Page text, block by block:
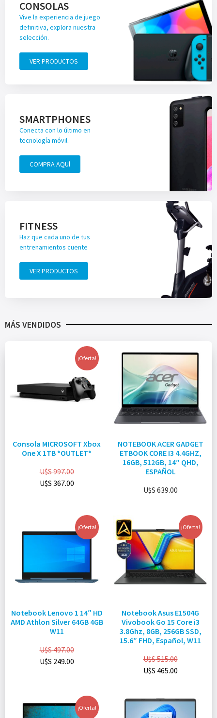
CONSOLAS
Vive la experiencia de juego
definitiva, explora nuestra
selección.
VER PRODUCTOS
SMARTPHONES
Conecta con lo último en
tecnología móvil.
COMPRA AQUÍ
FITNESS
Haz que cada uno de tus
entrenamientos cuente
VER PRODUCTOS
MÁS VENDIDOS
¡Oferta!
Consola MICROSOFT Xbox
One X 1TB *OUTLET*
U$S997.00
U$S 367.00
NOTEBOOK ACER GADGET
ETBOOK CORE I3 4.4GHZ,
16GB, 512GB, 14″ QHD,
ESPAÑOL
U$S 639.00
¡Oferta!
Notebook Lenovo 1 14″ HD
AMD Athlon Silver 64GB 4GB
W11
U$S497.00
U$S 249.00
¡Oferta!
Notebook Asus E1504G
Vivobook Go 15 Core i3
3.8Ghz, 8GB, 256GB SSD,
15.6″ FHD, Español, W11
U$S515.00
U$S 465.00
¡Oferta!